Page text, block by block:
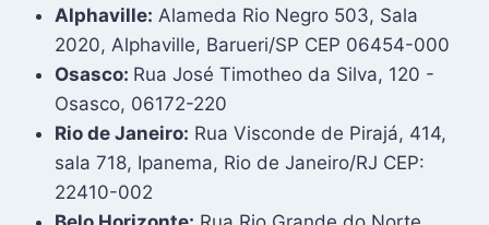
Alphaville: Alameda Rio Negro 503, Sala
2020, Alphaville, Barueri/SP CEP 06454-000
Osasco: Rua José Timotheo da Silva, 120 -
Osasco, 06172-220
Rio de Janeiro: Rua Visconde de Pirajá, 414,
sala 718, Ipanema, Rio de Janeiro/RJ CEP:
22410-002